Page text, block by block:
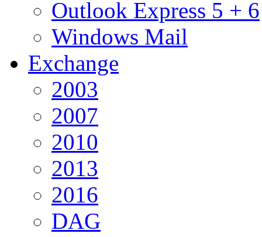
Outlook Express 5 + 6
Windows Mail
Exchange
2003
2007
2010
2013
2016
DAG